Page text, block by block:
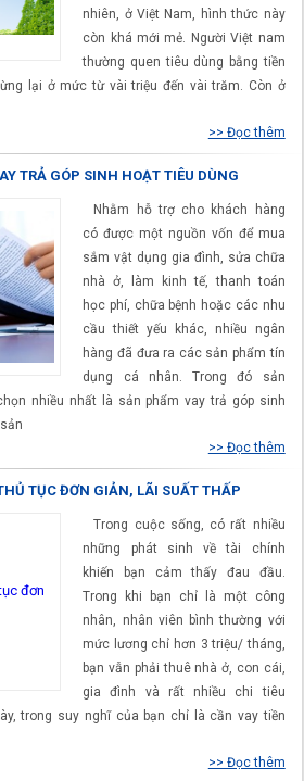
nhiên, ở Việt Nam, hình thức này
còn khá mới mẻ. Người Việt nam
thường quen tiêu dùng bằng tiền
lại ở mức từ vài triệu đến vài trăm. Còn ở
>> Đọc thêm
TRẢ GÓP SINH HOẠT TIÊU DÙNG
Nhằm hỗ trợ cho khách hàng
có được một nguồn vốn để mua
sắm vật dụng gia đình, sửa chữa
nhà ở, làm kinh tế, thanh toán
học phí, chữa bệnh hoặc các nhu
cầu thiết yếu khác, nhiều ngân
hàng đã đưa ra các sản phẩm tín
dụng cá nhân. Trong đó sản
nhiều nhất là sản phẩm vay trả góp sinh
>> Đọc thêm
TỤC ĐƠN GIẢN, LÃI SUẤT THẤP
Trong cuộc sống, có rất nhiều
những phát sinh về tài chính
khiến bạn cảm thấy đau đầu.
Trong khi bạn chỉ là một công
nhân, nhân viên bình thường với
mức lương chỉ hơn 3 triệu/ tháng,
bạn vẫn phải thuê nhà ở, con cái,
gia đình và rất nhiều chi tiêu
trong suy nghĩ của bạn chỉ là cần vay tiền
>> Đọc thêm